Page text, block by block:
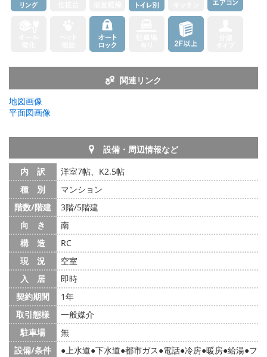
関連リンク
地図画像
平面図画像
設備・周辺情報など
内 訳
洋室7帖、K2.5帖
種 別
マンション
階数/階建
3階/5階建
向 き
南
構 造
RC
現 況
空室
入 居
即時
契約期間
1年
取引態様
一般媒介
駐車場
無
設備/条件
上水道 下水道 都市ガス 電話 冷房 暖房 給湯 フ